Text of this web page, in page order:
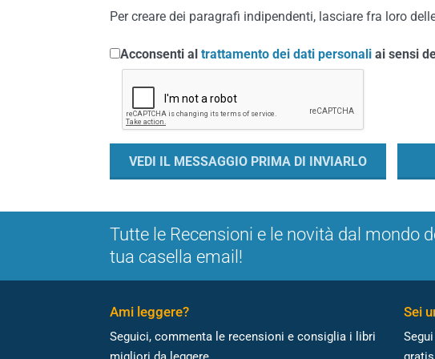
Per creare dei paragrafi indipendenti, lasciare fra loro
Acconsenti al trattamento dei dati personali ai sensi
Tutte le Recensioni e le novità dal mondo
tua casella email!
Ami leggere?
Seguici, commenta le recensioni e consiglia i libri
Sei